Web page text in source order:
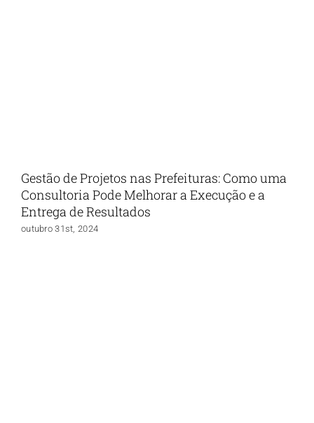
Gestão de Projetos nas Prefeituras: Como uma
Consultoria Pode Melhorar a Execução e a
Entrega de Resultados
outubro 31st, 2024